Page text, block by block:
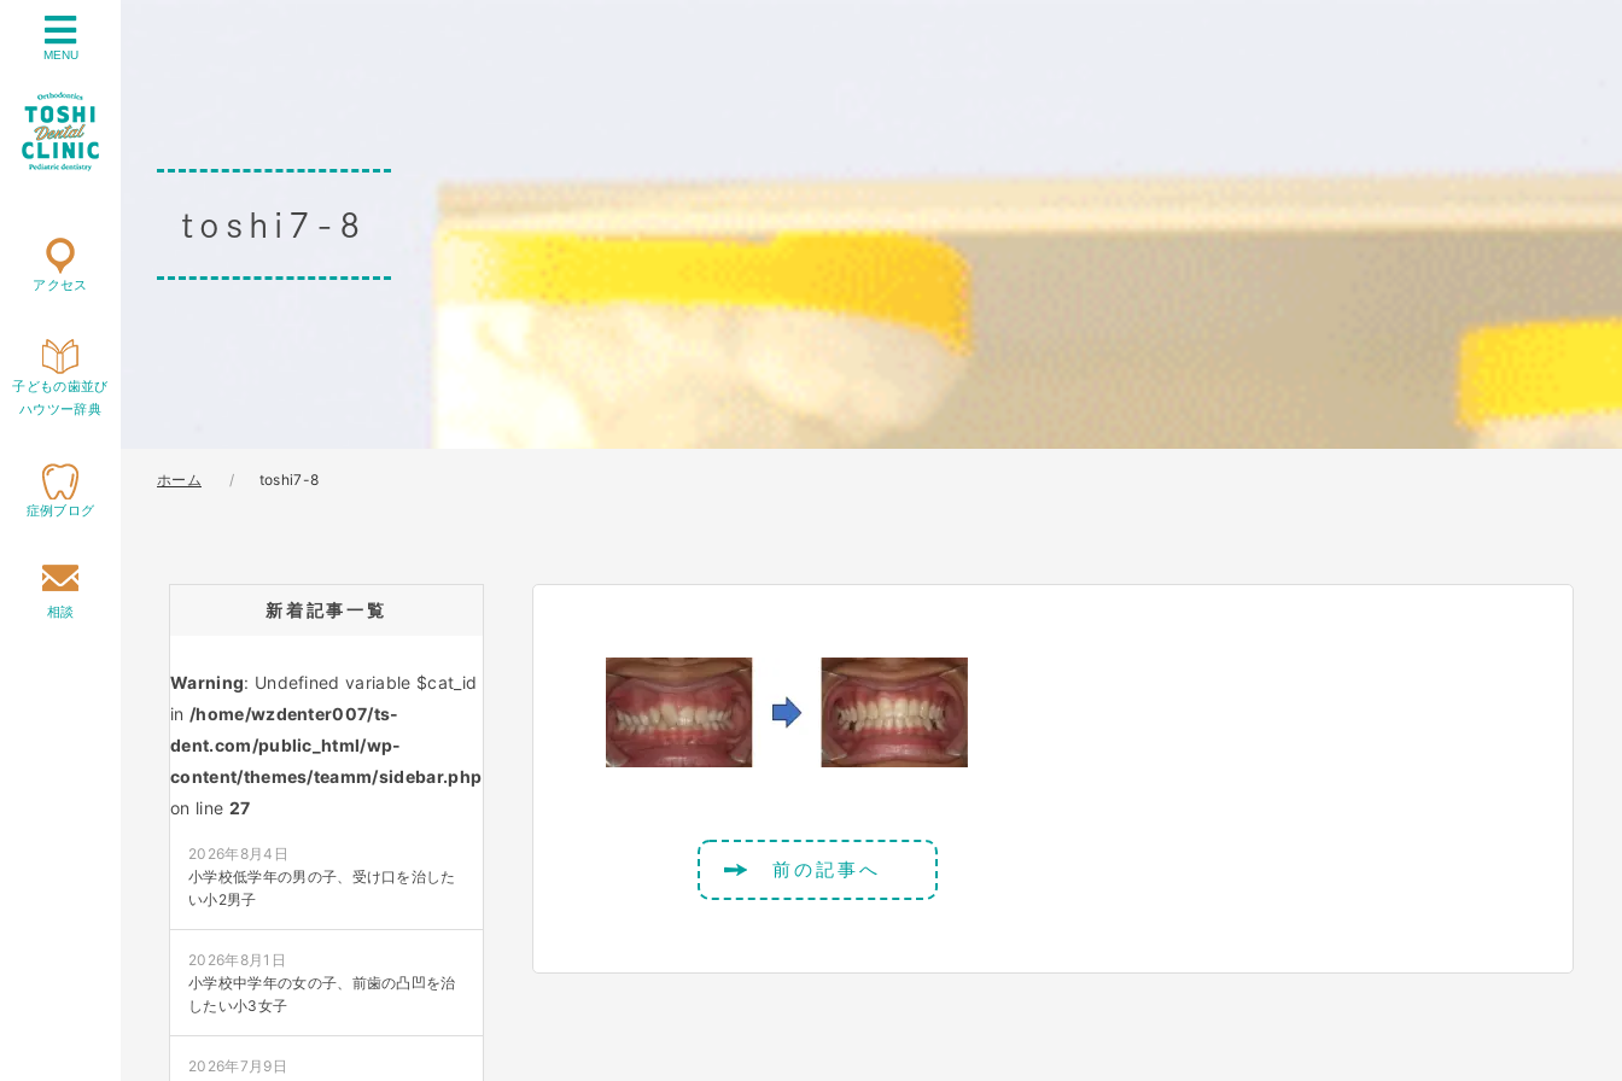
MENU
アクセス
子どもの歯並び
ハウツー辞典
症例ブログ
相談
toshi7-8
ホーム toshi7-8
新着記事一覧
Warning: Undefined variable $cat_id
in /home/wzdenter007/ts-
dent.com/public_html/wp-
content/themes/teamm/sidebar.php
on line 27
2026年8月4日
小学校低学年の男の子、受け口を治した
い小2男子
2026年8月1日
小学校中学年の女の子、前歯の凸凹を治
したい小3女子
2026年7月9日
前の記事へ